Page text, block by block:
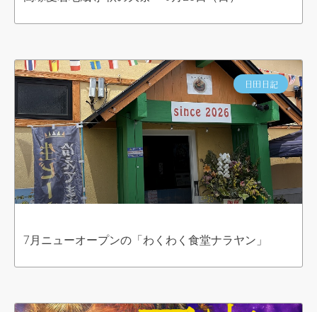
日田日記
7月ニューオープンの「わくわく食堂ナラヤン」